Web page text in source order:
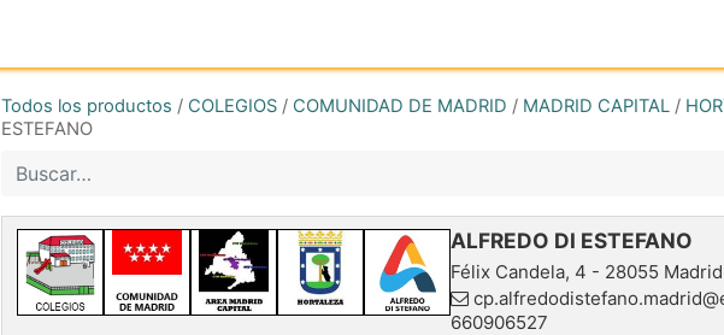
Todos los productos / COLEGIOS / COMUNIDAD DE MADRID / MADRID CAPITAL /
ESTEFANO
ALFREDO DI ESTEFANO
Félix Candela, 4 - 28055 Madrid
660906527